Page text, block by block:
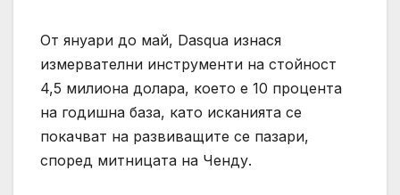
От януари до май, Dasqua изнася
измервателни инструменти на стойност
4,5 милиона долара, което е 10 процента
на годишна база, като исканията се
покачват на развиващите се пазари,
според митницата на Ченду.